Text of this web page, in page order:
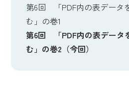
第6回 「PDF内の表データ
む」の巻1
第6回 「PDF内の表データ
む」の巻2（今回）